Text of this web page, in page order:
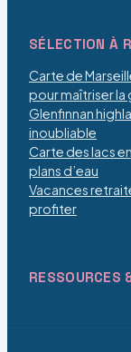
SÉLECTION À
Carte de
pour maîtriser
Glenfinnan
inoubliable
Carte des lacs
plans d’eau
Vacances
profiter
RESSOURCES